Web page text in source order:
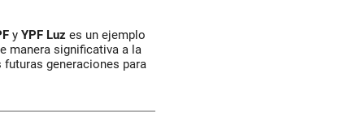
y YPF Luz es un ejemplo
manera significativa a la
generaciones para